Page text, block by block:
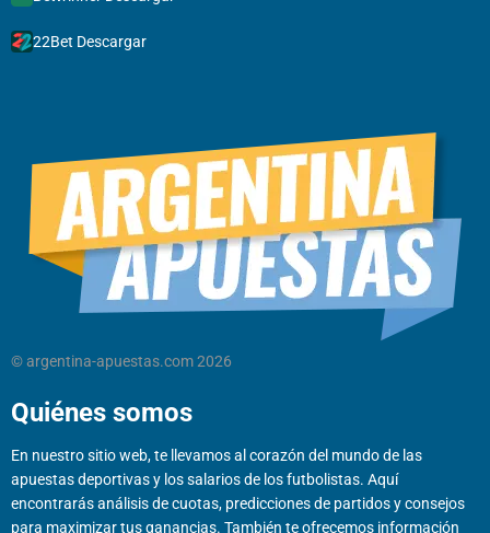
22Bet Descargar
© argentina-apuestas.com 2026
Quiénes somos
En nuestro sitio web, te llevamos al corazón del mundo de las
apuestas deportivas y los salarios de los futbolistas. Aquí
encontrarás análisis de cuotas, predicciones de partidos y consejos
para maximizar tus ganancias. También te ofrecemos información